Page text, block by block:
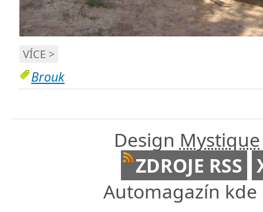
VÍCE >
Brouk
Design Mystique
ZDROJE RSS
Automagazín